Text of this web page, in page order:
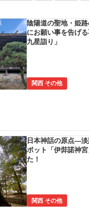
陰陽道の聖地・姫
にお願い事を告げ
九星詣り」
関西 その他
日本神話の原点―淡
ポット「伊弉諾神
た！
関西 その他